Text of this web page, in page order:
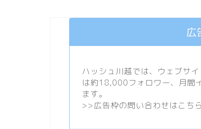
広
ハッシュ川越では、ウェブサ
は約18,000フォロワー、月間
ます。
>>広告枠の問い合わせはこち